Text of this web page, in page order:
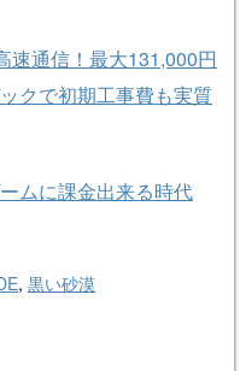
速通信！最大131,000円
クで初期工事費も実質
ムに課金出来る時代
, 黒い砂漠